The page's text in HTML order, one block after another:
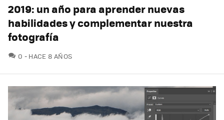
2019: un año para aprender nuevas
habilidades y complementar nuestra
fotografía
0 COMENTARIOS
HACE 8 AÑOS